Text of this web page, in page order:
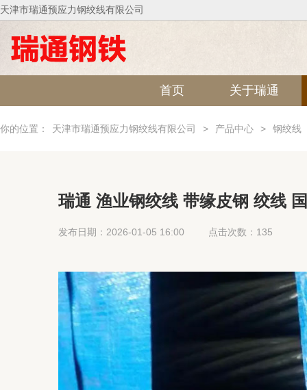
天津市瑞通预应力钢绞线有限公司
首页 关于瑞通
你的位置： 天津市瑞通预应力钢绞线有限公司 > 产品中心 > 钢绞线
瑞通 渔业钢绞线 带缘皮钢 绞线
发布日期：2026-01-05 16:00 点击次数：135